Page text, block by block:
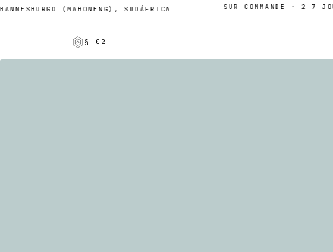
(MABONENG), SUDÁFRICA SUR COMMANDE · 2–7 JOURS
§ 02